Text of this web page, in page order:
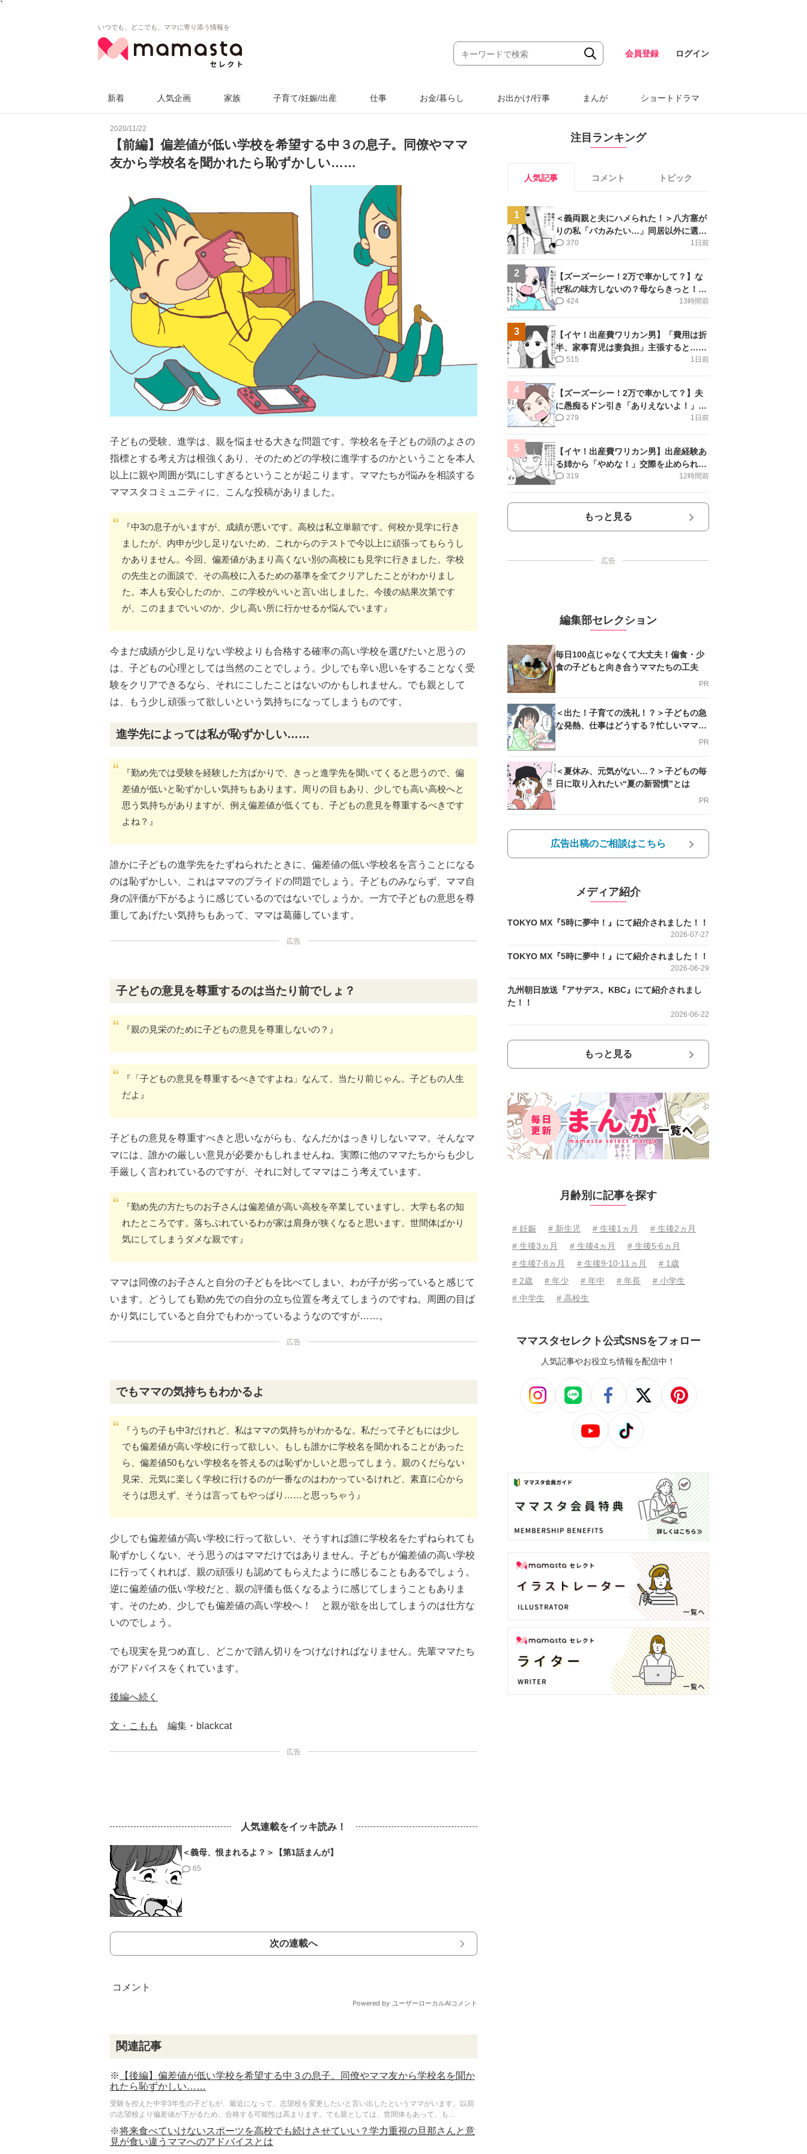
`
いつでも、どこでも、ママに寄り添う情報を
会員登録 ログイン
新着 人気企画 家族 子育て/妊娠/出産 仕事 お金/暮らし お出かけ/行事 まんが ショートドラマ
2020/11/22
【前編】偏差値が低い学校を希望する中３の息子。同僚やママ
友から学校名を聞かれたら恥ずかしい……
子どもの受験、進学は、親を悩ませる大きな問題です。学校名を子どもの頭のよさの
指標とする考え方は根強くあり、そのためどの学校に進学するのかということを本人
以上に親や周囲が気にしすぎるということが起こります。ママたちが悩みを相談する
ママスタコミュニティに、こんな投稿がありました。
『中3の息子がいますが、成績が悪いです。高校は私立単願です。何校か見学に行き
ましたが、内申が少し足りないため、これからのテストで今以上に頑張ってもらうし
かありません。今回、偏差値があまり高くない別の高校にも見学に行きました。学校
の先生との面談で、その高校に入るための基準を全てクリアしたことがわかりまし
た。本人も安心したのか、この学校がいいと言い出しました。今後の結果次第です
が、このままでいいのか、少し高い所に行かせるか悩んでいます』
今まだ成績が少し足りない学校よりも合格する確率の高い学校を選びたいと思うの
は、子どもの心理としては当然のことでしょう。少しでも辛い思いをすることなく受
験をクリアできるなら、それにこしたことはないのかもしれません。でも親として
は、もう少し頑張って欲しいという気持ちになってしまうものです。
進学先によっては私が恥ずかしい……
『勤め先では受験を経験した方ばかりで、きっと進学先を聞いてくると思うので、偏
差値が低いと恥ずかしい気持ちもあります。周りの目もあり、少しでも高い高校へと
思う気持ちがありますが、例え偏差値が低くても、子どもの意見を尊重するべきです
よね？』
誰かに子どもの進学先をたずねられたときに、偏差値の低い学校名を言うことになる
のは恥ずかしい、これはママのプライドの問題でしょう。子どものみならず、ママ自
身の評価が下がるように感じているのではないでしょうか。一方で子どもの意思を尊
重してあげたい気持ちもあって、ママは葛藤しています。
広告
子どもの意見を尊重するのは当たり前でしょ？
『親の見栄のために子どもの意見を尊重しないの？』
『「子どもの意見を尊重するべきですよね」なんて、当たり前じゃん。子どもの人生
だよ』
子どもの意見を尊重すべきと思いながらも、なんだかはっきりしないママ。そんなマ
マには、誰かの厳しい意見が必要かもしれませんね。実際に他のママたちからも少し
手厳しく言われているのですが、それに対してママはこう考えています。
『勤め先の方たちのお子さんは偏差値が高い高校を卒業していますし、大学も名の知
れたところです。落ちぶれているわが家は肩身が狭くなると思います。世間体ばかり
気にしてしまうダメな親です』
ママは同僚のお子さんと自分の子どもを比べてしまい、わが子が劣っていると感じて
います。どうしても勤め先での自分の立ち位置を考えてしまうのですね。周囲の目ば
かり気にしていると自分でもわかっているようなのですが……。
広告
でもママの気持ちもわかるよ
『うちの子も中3だけれど、私はママの気持ちがわかるな。私だって子どもには少し
でも偏差値が高い学校に行って欲しい。もしも誰かに学校名を聞かれることがあった
ら、偏差値50もない学校名を答えるのは恥ずかしいと思ってしまう。親のくだらない
見栄、元気に楽しく学校に行けるのが一番なのはわかっているけれど、素直に心から
そうは思えず、そうは言ってもやっぱり……と思っちゃう』
少しでも偏差値が高い学校に行って欲しい、そうすれば誰に学校名をたずねられても
恥ずかしくない、そう思うのはママだけではありません。子どもが偏差値の高い学校
に行ってくれれば、親の頑張りも認めてもらえたように感じることもあるでしょう。
逆に偏差値の低い学校だと、親の評価も低くなるように感じてしまうこともありま
す。そのため、少しでも偏差値の高い学校へ！ と親が欲を出してしまうのは仕方な
いのでしょう。
でも現実を見つめ直し、どこかで踏ん切りをつけなければなりません。先輩ママたち
がアドバイスをくれています。
後編へ続く
文・こもも 編集・blackcat
広告
人気連載をイッキ読み！
＜義母、恨まれるよ？＞【第1話まんが】
65
次の連載へ
関連記事
※
【後編】偏差値が低い学校を希望する中３の息子。同僚やママ友から学校名を聞か
れたら恥ずかしい……
受験を控えた中学3年生の子どもが、最近になって、志望校を変更したいと言い出したというママがいます。以前
の志望校より偏差値が下がるため、合格する可能性は高まります。でも親としては、世間体もあって、も...
※将来食べていけないスポーツを高校でも続けさせていい？学力重視の旦那さんと意
見が食い違うママへのアドバイスとは
注目ランキング
人気記事 コメント トピック
1
＜義両親と夫にハメられた！＞八方塞が
りの私「バカみたい…」同居以外に選択
肢がない【第5話まんが】
1日前
370
2
【ズーズーシー！2万で車かして？】な
ぜ私の味方しないの？母ならきっと！＜
第17話＞#4コマ母道場
13時間前
424
3
【イヤ！出産費ワリカン男】「費用は折
半、家事育児は妻負担」主張すると…＜
第11話＞#4コマ母道場
1日前
515
4
【ズーズーシー！2万で車かして？】夫
に愚痴るドン引き「ありえないよ！」＜
第16話＞#4コマ母道場
1日前
279
5
【イヤ！出産費ワリカン男】出産経験あ
る姉から「やめな！」交際を止められ＜
第12話＞#4コマ母道場
12時間前
319
もっと見る
広告
編集部セレクション
毎日100点じゃなくて大丈夫！偏食・少
食の子どもと向き合うママたちの工夫
PR
＜出た！子育ての洗礼！？＞子どもの急
な発熱、仕事はどうする？忙しいママを
PR
＜夏休み、元気がない…？＞子どもの毎
日に取り入れたい“夏の新習慣”とは
PR
広告出稿のご相談はこちら
メディア紹介
TOKYO MX『5時に夢中！』にて紹介されました！！
2026-07-27
TOKYO MX『5時に夢中！』にて紹介されました！！
2026-06-29
九州朝日放送『アサデス。KBC』にて紹介されまし
た！！
2026-06-22
もっと見る
月齢別に記事を探す
# 妊娠 # 新生児 # 生後1ヵ月
# 生後2ヵ月
# 生後3ヵ月
# 生後4ヵ月
# 生後5⋅6ヵ月
# 生後7⋅8ヵ月
# 生後9⋅10⋅11ヵ月
# 1歳
# 2歳
# 年少 # 年中 # 年長
# 小学生
# 中学生
# 高校生
ママスタセレクト公式SNSをフォロー
人気記事やお役立ち情報を配信中！